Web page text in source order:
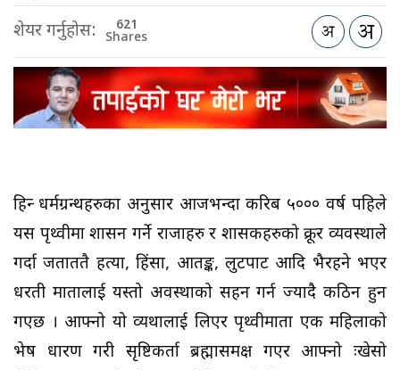
शेयर गर्नुहोस: 621
Shares
हिन्दु धर्मग्रन्थहरुका अनुसार आजभन्दा करिब ५००० वर्ष पहिले
यस पृथ्वीमा शासन गर्ने राजाहरु र शासकहरुको क्रूर व्यवस्थाले
गर्दा जताततै हत्या, हिंसा, आतङ्क, लुटपाट आदि भैरहने भएर
धरती मातालाई यस्तो अवस्थाको सहन गर्न ज्यादै कठिन हुन
गएछ । आफ्नो यो व्यथालाई लिएर पृथ्वीमाता एक महिलाको
भेष धारण गरी सृष्टिकर्ता ब्रह्मासमक्ष गएर आफ्नो दुःखेसो